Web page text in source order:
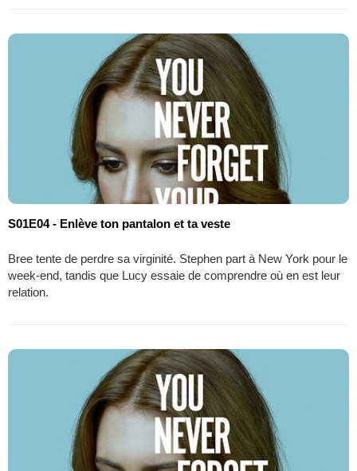
S01E04 - Enlève ton pantalon et ta veste
Bree tente de perdre sa virginité. Stephen part à New York pour le
week-end, tandis que Lucy essaie de comprendre où en est leur
relation.